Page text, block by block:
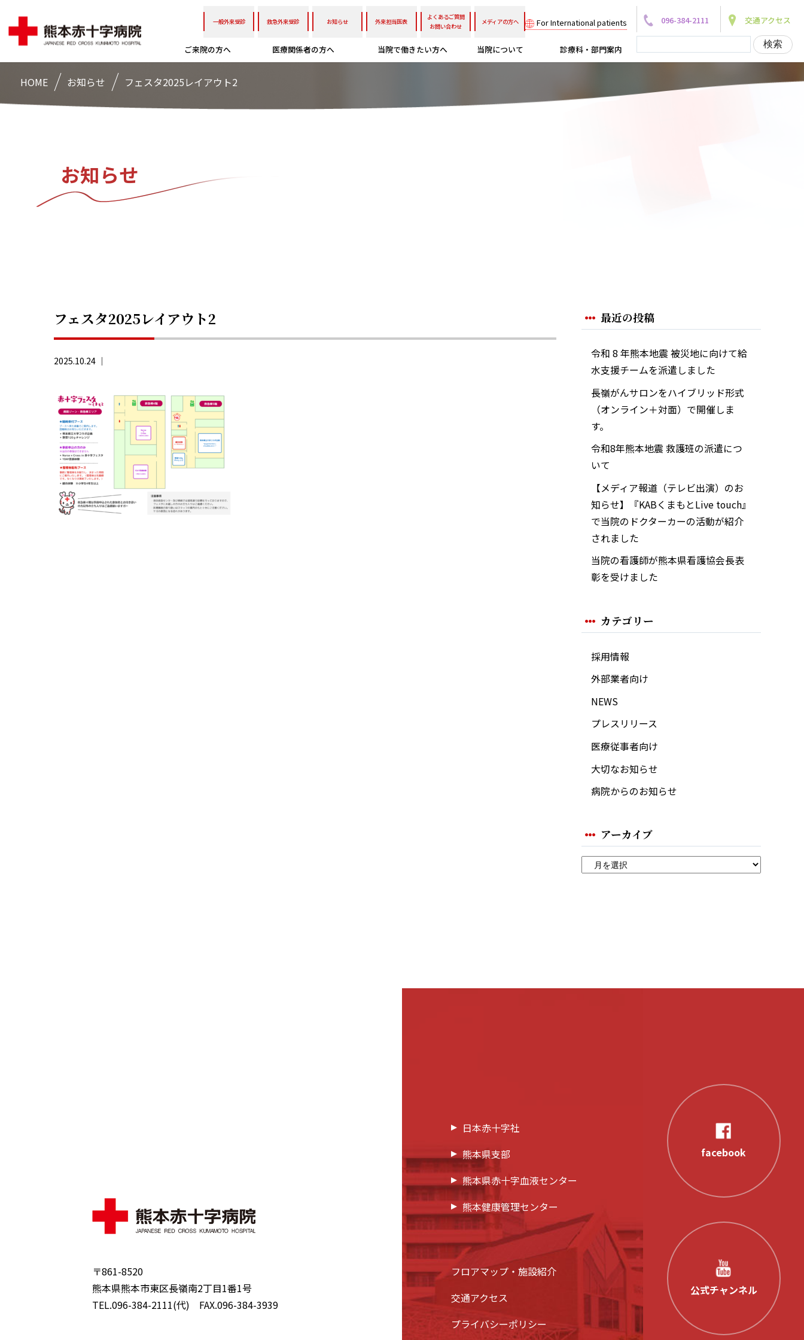
一般外来受診 救急外来受診 お知らせ 外来担当医表
よくあるご質問
お問い合わせ
メディアの方へ For International patients
ご来院の方へ 医療関係者の方へ 当院で働きたい方へ 当院について 診療科・部門案内
096-384-2111 交通アクセス
HOME お知らせ フェスタ2025レイアウト2
お知らせ
フェスタ2025レイアウト2
2025.10.24 ｜
最近の投稿
令和 8 年熊本地震 被災地に向けて給
水支援チームを派遣しました
長嶺がんサロンをハイブリッド形式
（オンライン＋対面）で開催しま
す。
令和8年熊本地震 救護班の派遣につ
いて
【メディア報道（テレビ出演）のお
知らせ】『KABくまもとLive touch』
で当院のドクターカーの活動が紹介
されました
当院の看護師が熊本県看護協会長表
彰を受けました
カテゴリー
採用情報
外部業者向け
NEWS
プレスリリース
医療従事者向け
大切なお知らせ
病院からのお知らせ
アーカイブ
〒861-8520
熊本県熊本市東区長嶺南2丁目1番1号
TEL.096-384-2111(代) FAX.096-384-3939
日本赤十字社
熊本県支部
熊本県赤十字血液センター
熊本健康管理センター
フロアマップ・施設紹介
交通アクセス
プライバシーポリシー
facebook
公式チャンネル